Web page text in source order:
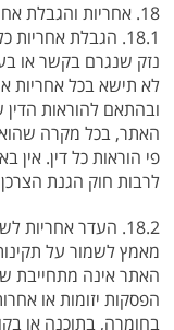
18. אחריות והגבלת אחריות:
18.1. הגבלת
נזק שנגרם בקשר או
לא תישא בכל אחריות
ובהתאם להוראות
האתר, בכל מקרה
פי הוראות כל דין. אין
לרבות חוק הגנת הצרכן,
18.2. העדר
מאמץ לשמור על
האתר אינה מתחייבת
הפסקות יזומות או
בחומרה, בתוכנה או